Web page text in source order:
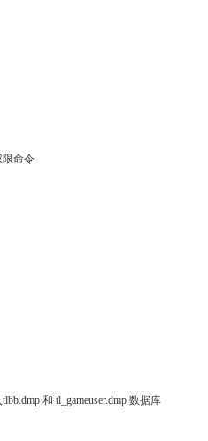
限命令
和 tl_gameuser.dmp 数据库